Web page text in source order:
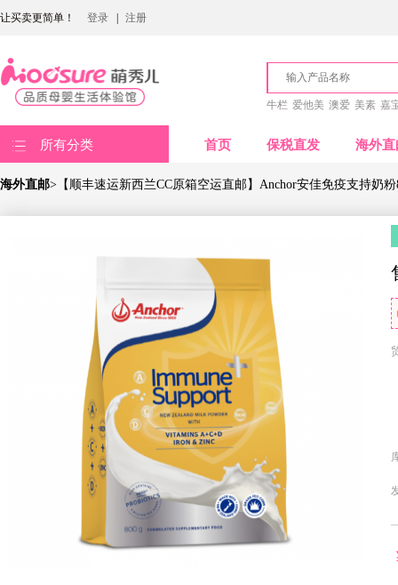
让买卖更简单！ 登录 注册
牛栏 爱他美 澳爱 美素 嘉
所有分类 首页 保税直发 海外直
海外直邮>【顺丰速运新西兰CC原箱空运直邮】Anchor安佳免疫支持奶粉